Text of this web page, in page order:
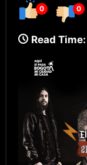
0 0
Read Time: